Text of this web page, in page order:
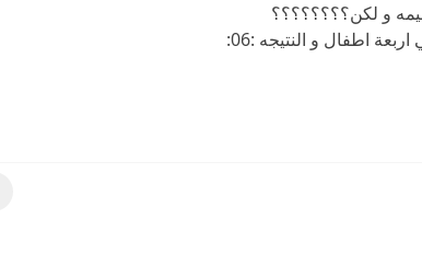
و لكن؟؟؟؟؟؟؟؟
اطفال و النتيجه :06: